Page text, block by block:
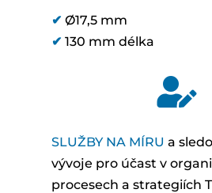
✔ Ø17,5 mm
✔ 130 mm délka

SLUŽBY NA MÍRU a
vývoje pro účast v
procesech a strategiích